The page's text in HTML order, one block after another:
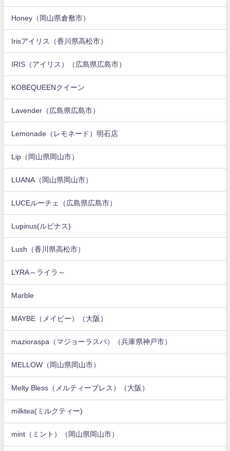
Honey（岡山県倉敷市）
Irisアイリス（香川県高松市）
IRIS（アイリス）（広島県広島市）
KOBEQUEENクイーン
Lavender（広島県広島市）
Lemonade（レモネード）明石店
Lip（岡山県岡山市）
LUANA（岡山県岡山市）
LUCEルーチェ（広島県広島市）
Lupinus(ルピナス)
Lush（香川県高松市）
LYRA～ライラ～
Marble
MAYBE（メイビー）（大阪）
mazioraspa（マジョーラスパ）（兵庫県神戸市）
MELLOW（岡山県岡山市）
Melty Bless（メルティーブレス）（大阪）
milktea(ミルクティー)
mint（ミント）（岡山県岡山市）